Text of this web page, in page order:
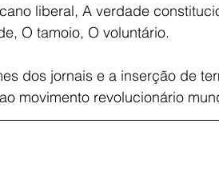
liberal, A verdade
O tamoio, O voluntário.
dos jornais e a inserção de
movimento revolucionário